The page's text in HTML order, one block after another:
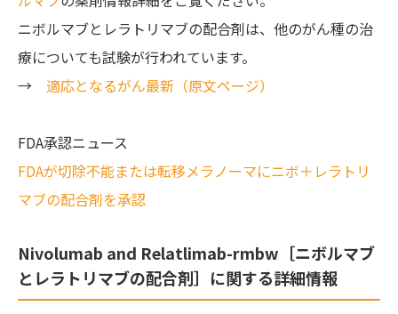
ニボルマブとレラトリマブの配合剤は、他のがん種の治
療についても試験が行われています。
→ 適応となるがん最新（原文ページ）
FDA承認ニュース
FDAが切除不能または転移メラノーマにニボ＋レラトリ
マブの配合剤を承認
Nivolumab and Relatlimab-rmbw［ニボルマブ
とレラトリマブの配合剤］に関する詳細情報